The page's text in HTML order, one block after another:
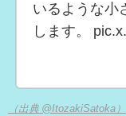
いるような小
します。
（出典 @ItozakiSatoka）